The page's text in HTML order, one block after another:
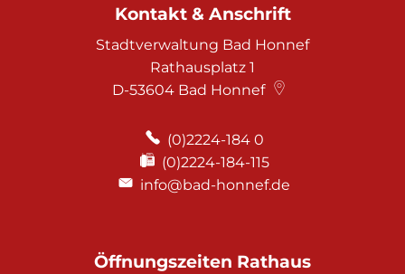
Kontakt & Anschrift
Stadtverwaltung Bad Honnef
Rathausplatz 1
D-53604 Bad Honnef
(0)2224-184 0
(0)2224-184-115
info@bad-honnef.de
Öffnungszeiten Rathaus